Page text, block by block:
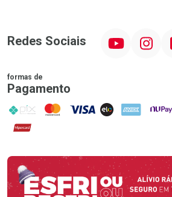
Redes Sociais Instagram
formas de
Pagamento
PIX MasterCard
VISA ELO AMEX NuPay
Hipercard
Promoção em Destaque